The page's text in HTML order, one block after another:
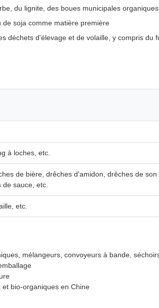
du lignite, des boues municipales
soja comme matière première
déchets d'élevage et de volaille, y compris du
à loches, etc.
de bière, drêches d'amidon, drêches de
sauce, etc.
etc.
mélangeurs, convoyeurs à bande,
bio-organiques en Chine